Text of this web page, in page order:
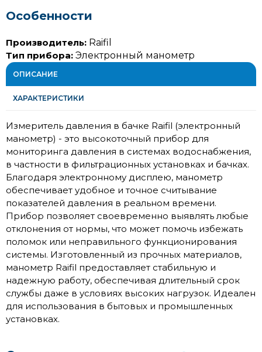
Особенности
Производитель: Raifil
Тип прибора: Электронный манометр
ОПИСАНИЕ
ХАРАКТЕРИСТИКИ
Измеритель давления в бачке Raifil (электронный
манометр) - это высокоточный прибор для
мониторинга давления в системах водоснабжения,
в частности в фильтрационных установках и бачках.
Благодаря электронному дисплею, манометр
обеспечивает удобное и точное считывание
показателей давления в реальном времени.
Прибор позволяет своевременно выявлять любые
отклонения от нормы, что может помочь избежать
поломок или неправильного функционирования
системы. Изготовленный из прочных материалов,
манометр Raifil предоставляет стабильную и
надежную работу, обеспечивая длительный срок
службы даже в условиях высоких нагрузок. Идеален
для использования в бытовых и промышленных
установках.